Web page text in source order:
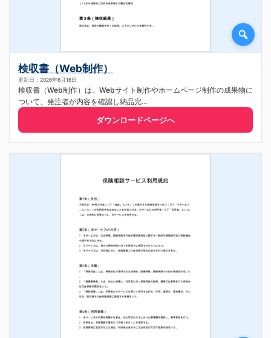
検収書（Web制作）
更新日：2026年6月16日
検収書（Web制作）は、Webサイト制作やホームページ制作の成果物に
ついて、発注者が内容を確認し納品完...
ダウンロードページへ